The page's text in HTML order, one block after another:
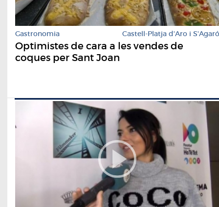
Gastronomia Castell-Platja d'Aro i S'Agaró
Optimistes de cara a les vendes de
coques per Sant Joan